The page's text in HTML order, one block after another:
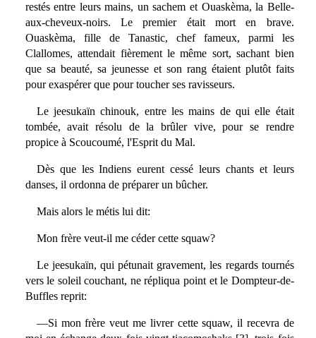
restés entre leurs mains, un sachem et Ouaskèma, la Belle-
aux-cheveux-noirs. Le premier était mort en brave.
Ouaskèma, fille de Tanastic, chef fameux, parmi les
Clallomes, attendait fièrement le même sort, sachant bien
que sa beauté, sa jeunesse et son rang étaient plutôt faits
pour exaspérer que pour toucher ses ravisseurs.
Le jeesukaïn chinouk, entre les mains de qui elle était
tombée, avait résolu de la brûler vive, pour se rendre
propice à Scoucoumé, l'Esprit du Mal.
Dès que les Indiens eurent cessé leurs chants et leurs
danses, il ordonna de préparer un bûcher.
Mais alors le métis lui dit:
Mon frère veut-il me céder cette squaw?
Le jeesukaïn, qui pétunait gravement, les regards tournés
vers le soleil couchant, ne répliqua point et le Dompteur-de-
Buffles reprit:
—Si mon frère veut me livrer cette squaw, il recevra de